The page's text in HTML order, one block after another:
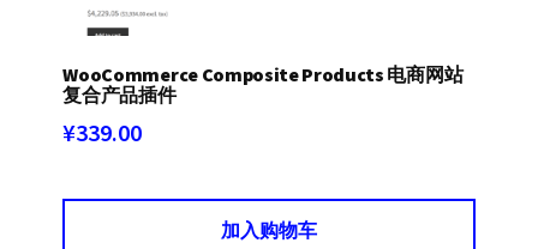
WooCommerce Composite Products 电商网站
复合产品插件
¥339.00
加入购物车